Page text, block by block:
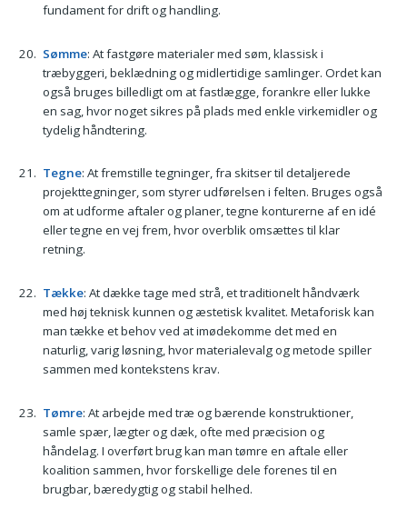
fundament for drift og handling.
Sømme: At fastgøre materialer med søm, klassisk i
træbyggeri, beklædning og midlertidige samlinger. Ordet kan
også bruges billedligt om at fastlægge, forankre eller lukke
en sag, hvor noget sikres på plads med enkle virkemidler og
tydelig håndtering.
Tegne: At fremstille tegninger, fra skitser til detaljerede
projekttegninger, som styrer udførelsen i felten. Bruges også
om at udforme aftaler og planer, tegne konturerne af en idé
eller tegne en vej frem, hvor overblik omsættes til klar
retning.
Tække: At dække tage med strå, et traditionelt håndværk
med høj teknisk kunnen og æstetisk kvalitet. Metaforisk kan
man tække et behov ved at imødekomme det med en
naturlig, varig løsning, hvor materialevalg og metode spiller
sammen med kontekstens krav.
Tømre: At arbejde med træ og bærende konstruktioner,
samle spær, lægter og dæk, ofte med præcision og
håndelag. I overført brug kan man tømre en aftale eller
koalition sammen, hvor forskellige dele forenes til en
brugbar, bæredygtig og stabil helhed.